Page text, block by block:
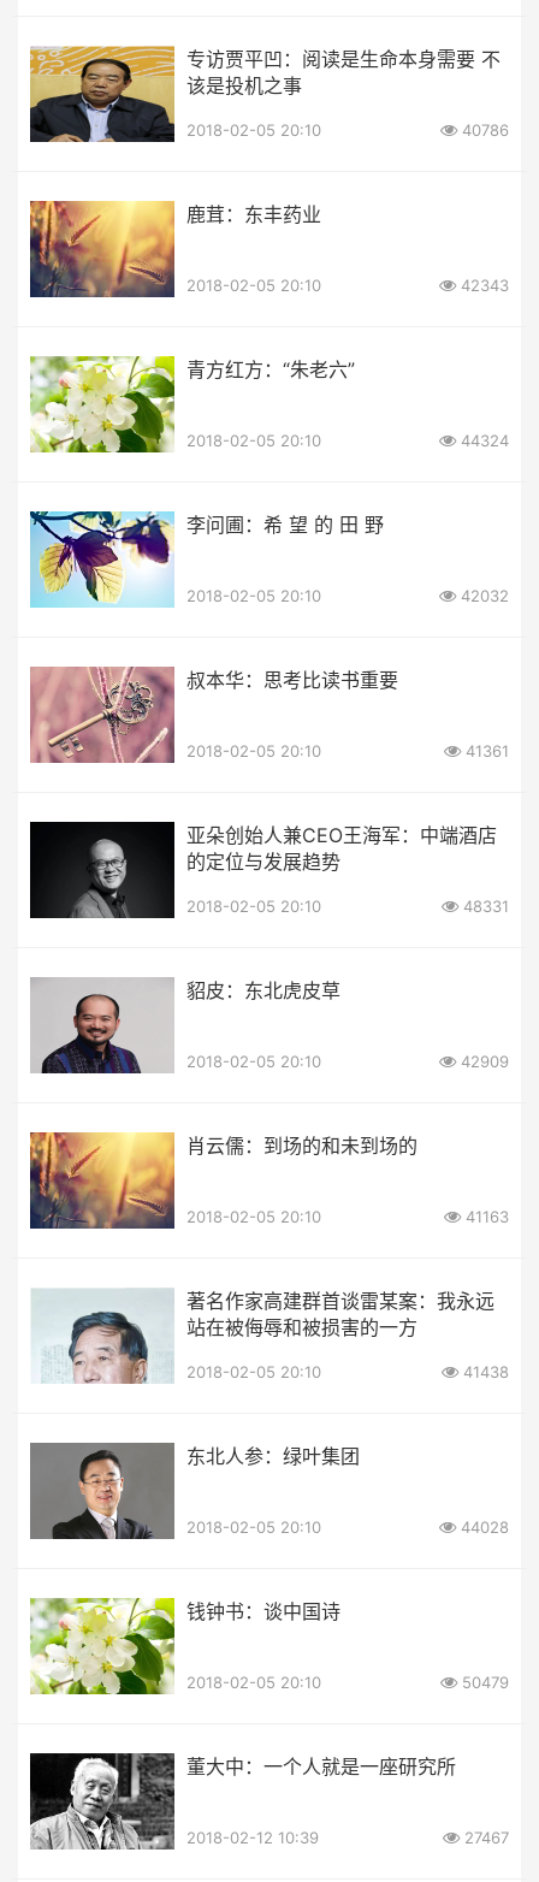
专访贾平凹：阅读是生命本身需要 不
该是投机之事
2018-02-05 20:10 40786
鹿茸：东丰药业
2018-02-05 20:10 42343
青方红方：“朱老六”
2018-02-05 20:10 44324
李问圃：希 望 的 田 野
2018-02-05 20:10 42032
叔本华：思考比读书重要
2018-02-05 20:10 41361
亚朵创始人兼CEO王海军：中端酒店
的定位与发展趋势
2018-02-05 20:10 48331
貂皮：东北虎皮草
2018-02-05 20:10 42909
肖云儒：到场的和未到场的
2018-02-05 20:10 41163
著名作家高建群首谈雷某案：我永远
站在被侮辱和被损害的一方
2018-02-05 20:10 41438
东北人参：绿叶集团
2018-02-05 20:10 44028
钱钟书：谈中国诗
2018-02-05 20:10 50479
董大中：一个人就是一座研究所
2018-02-12 10:39 27467